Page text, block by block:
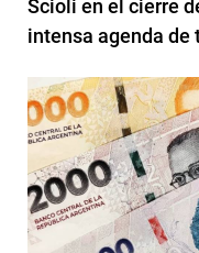
Scioli en el cierre
intensa agenda de